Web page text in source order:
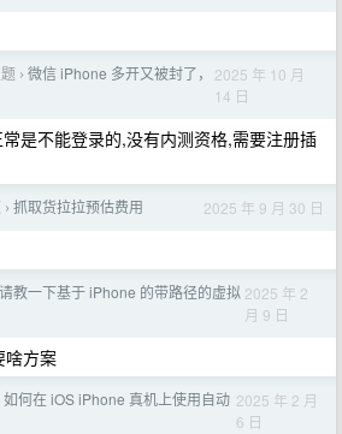
› 微信 iPhone 多开又被封了，
2025 年 10 月
14 日
是不能登录的,没有内测资格,需要注册插
› 抓取货拉拉预估费用 2025 年 9 月 30 日
请教一下基于 iPhone 的带路径的虚拟 2025 年 2
月 9 日
啥方案
如何在 iOS iPhone 真机上使用自动 2025 年 2 月
6 日